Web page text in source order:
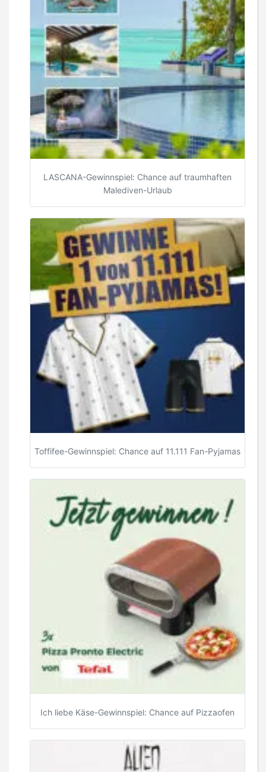
LASCANA-Gewinnspiel: Chance auf traumhaften
Malediven-Urlaub
Toffifee-Gewinnspiel: Chance auf 11.111 Fan-Pyjamas
Ich liebe Käse-Gewinnspiel: Chance auf Pizzaofen